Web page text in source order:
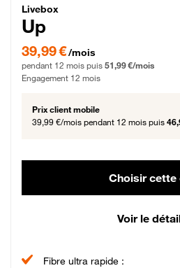
Livebox Up Fibre
Livebox
Up
39,99 € par mois pendant 12 mois puis
39,99 €/mois
pendant 12 mois puis 51,99 €/mois
Engagement 12 mois
Prix client mobile
39,99 €/mois pendant 12 mois puis
Choisir cette
Voir le
Fibre ultra rapide :